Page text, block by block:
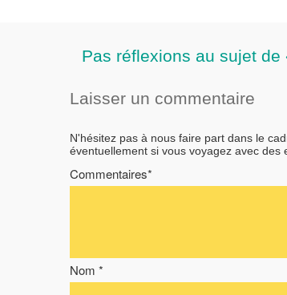
Pas réflexions au sujet
Laisser un commentaire
N'hésitez pas à nous faire part dans le
éventuellement si vous voyagez avec des
Commentaires*
Nom *